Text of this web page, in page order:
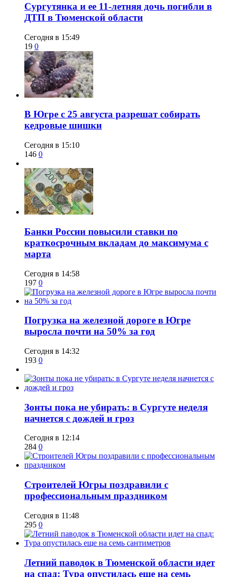
Сургутянка и ее 11-летняя дочь погибли в
ДТП в Тюменской области
Сегодня в 15:49
19 0
​В Югре с 25 августа разрешат собирать
кедровые шишки
Сегодня в 15:10
146 0
​Банки России повысили ставки по
краткосрочным вкладам до максимума с
марта
Сегодня в 14:58
197 0
​Погрузка на железной дороге в Югре
выросла почти на 50% за год
Сегодня в 14:32
193 0
​Зонты пока не убирать: в Сургуте неделя
начнется с дождей и гроз
Сегодня в 12:14
284 0
​Строителей Югры поздравили с
профессиональным праздником
Сегодня в 11:48
295 0
​Летний паводок в Тюменской области идет
на спад: Тура опустилась еще на семь